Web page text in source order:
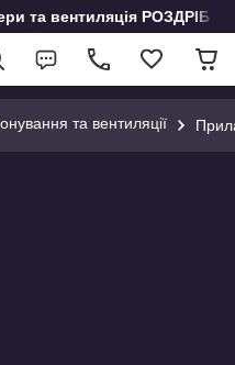
та вентиляція РОЗДРІБ
та вентиляції